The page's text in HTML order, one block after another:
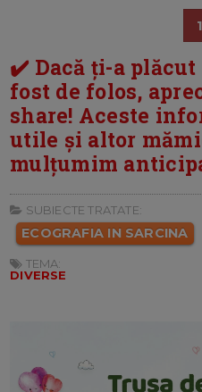
1
✔️ Dacă ți-a
fost de folos,
share! Aceste
utile și altor
mulțumim
SUBIECTE TRATATE:
ECOGRAFIA IN SARCINA
TEMA:
DIVERSE